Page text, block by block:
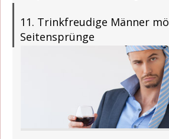
11. Trinkfreudige Männer
Seitensprünge